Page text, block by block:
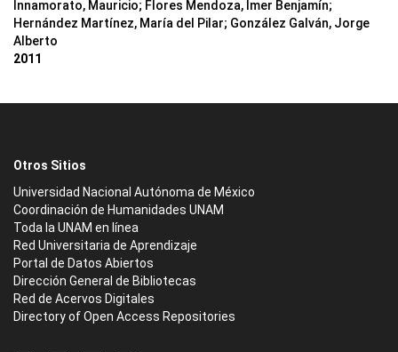
Innamorato, Mauricio; Flores Mendoza, Imer Benjamín;
Hernández Martínez, María del Pilar; González Galván, Jorge
Alberto
2011
Otros Sitios
Universidad Nacional Autónoma de México
Coordinación de Humanidades UNAM
Toda la UNAM en línea
Red Universitaria de Aprendizaje
Portal de Datos Abiertos
Dirección General de Bibliotecas
Red de Acervos Digitales
Directory of Open Access Repositories